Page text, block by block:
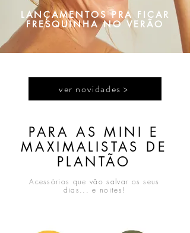
LANÇAMENTOS PRA FICAR
FRESQUINHA NO VERÃO
ver novidades >
PARA AS MINI E
MAXIMALISTAS DE
PLANTÃO
Acessórios que vão salvar os seus
dias... e noites!